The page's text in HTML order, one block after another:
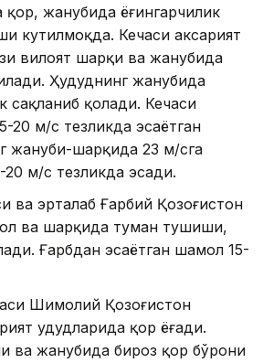
қор, жанубида ёғингарчилик
кутилмоқда. Кечаси аксарият
вилоят шарқи ва жанубида
Ҳудуднинг жанубида
сақланиб қолади. Кечаси
20 м/с тезликда эсаётган
жануби-шарқида 23 м/сга
20 м/с тезликда эсади.
ва эрталаб Ғарбий Қозоғистон
ва шарқида туман тушиши,
Ғарбдан эсаётган шамол 15-
Шимолий Қозоғистон
ҳудудларида қор ёғади.
ва жанубида бироз қор бўрони